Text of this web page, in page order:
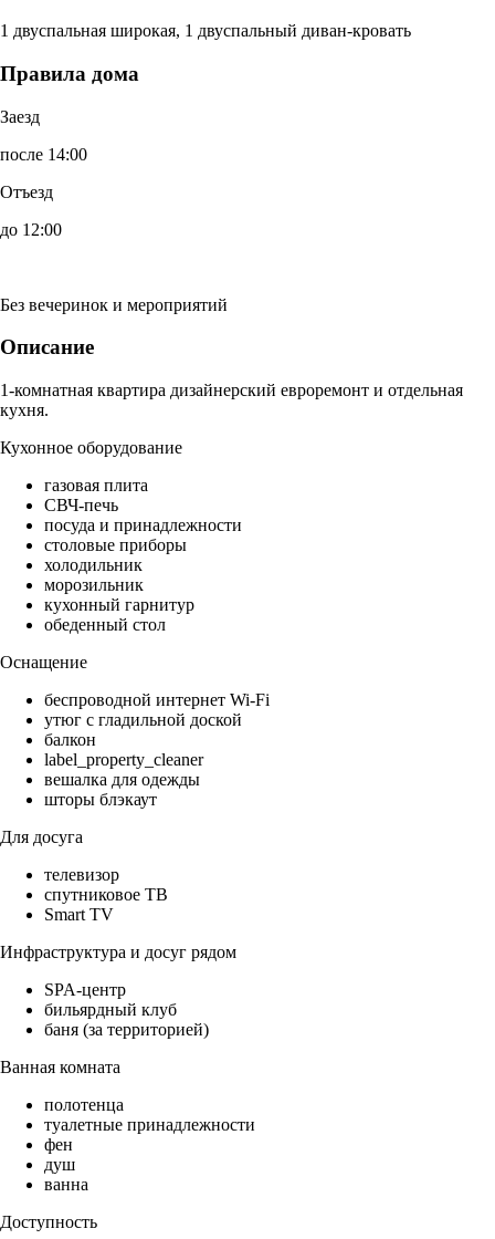
1 двуспальная широкая, 1 двуспальный диван-кровать
Правила дома
Заезд
после 14:00
Отъезд
до 12:00
Без вечеринок и мероприятий
Описание
1-комнатная квартира дизайнерский евроремонт и отдельная
кухня.
Кухонное оборудование
газовая плита
СВЧ-печь
посуда и принадлежности
столовые приборы
холодильник
морозильник
кухонный гарнитур
обеденный стол
Оснащение
беспроводной интернет Wi-Fi
утюг с гладильной доской
балкон
label_property_cleaner
вешалка для одежды
шторы блэкаут
Для досуга
телевизор
спутниковое ТВ
Smart TV
Инфраструктура и досуг рядом
SPA-центр
бильярдный клуб
баня (за территорией)
Ванная комната
полотенца
туалетные принадлежности
фен
душ
ванна
Доступность